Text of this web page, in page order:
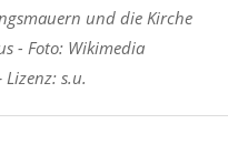
und die Kirche
- Foto: Wikimedia
s.u.